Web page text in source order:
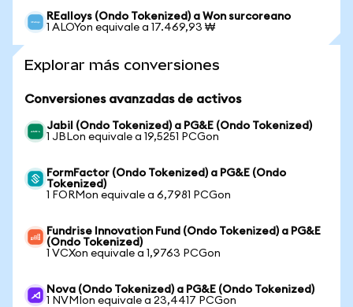
REalloys (Ondo Tokenized) a Won surcoreano
1 ALOYon equivale a 17.469,93 ₩
Explorar más conversiones
Conversiones avanzadas de activos
Jabil (Ondo Tokenized) a PG&E (Ondo Tokenized)
1 JBLon equivale a 19,5251 PCGon
FormFactor (Ondo Tokenized) a PG&E (Ondo
Tokenized)
1 FORMon equivale a 6,7981 PCGon
Fundrise Innovation Fund (Ondo Tokenized) a PG&E
(Ondo Tokenized)
1 VCXon equivale a 1,9763 PCGon
Nova (Ondo Tokenized) a PG&E (Ondo Tokenized)
1 NVMIon equivale a 23,4417 PCGon